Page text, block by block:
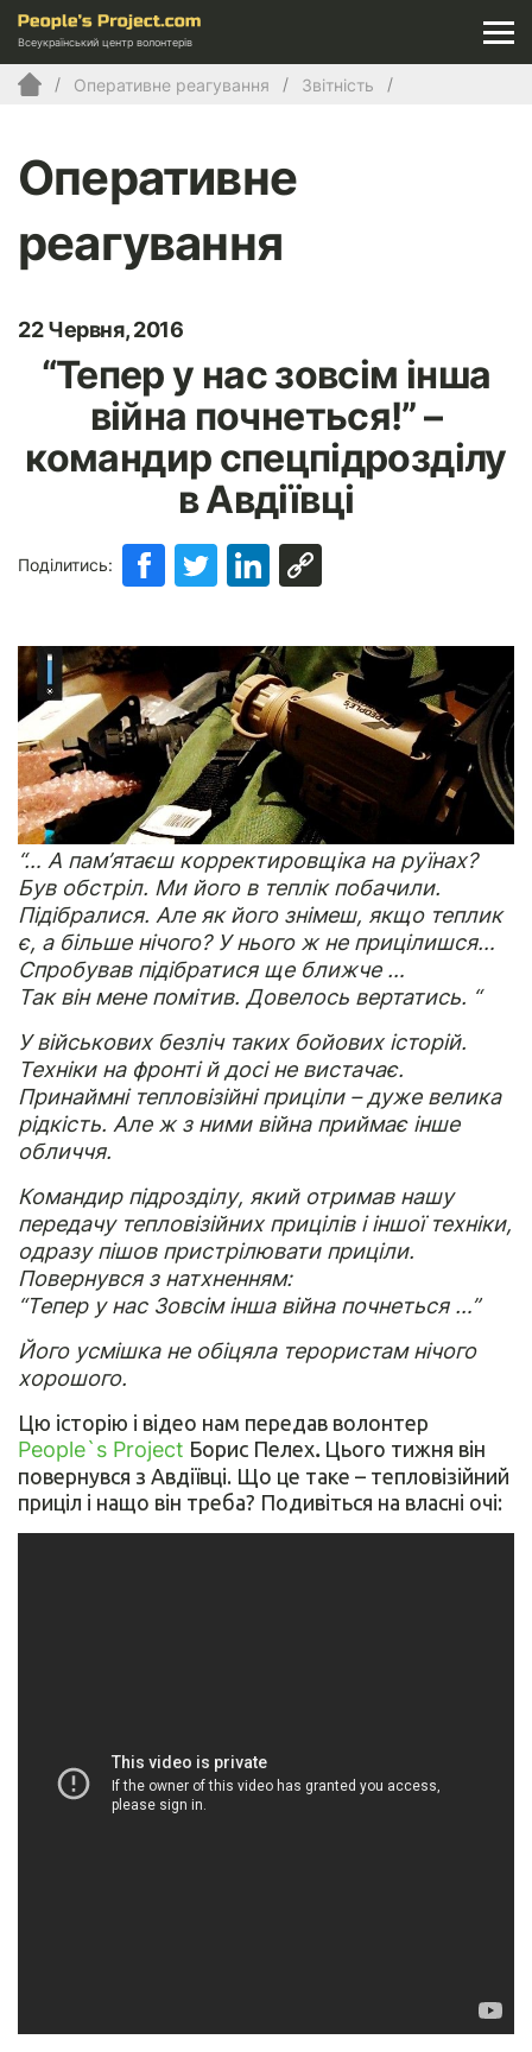
Всеукраїнський центр волонтерів
Оперативне реагування Звітність
Оперативне
реагування
22 Червня, 2016
“Тепер у нас зовсім інша
війна почнеться!” –
командир спецпідрозділу
в Авдіївці
Поділитись:
“… А пам’ятаєш корректировщіка на руїнах?
Був обстріл. Ми його в теплік побачили.
Підібралися. Але як його знімеш, якщо теплик
є, а більше нічого? У нього ж не прицілишся…
Спробував підібратися ще ближче …
Так він мене помітив. Довелось вертатись. “
У військових безліч таких бойових історій.
Техніки на фронті й досі не вистачає.
Принаймні тепловізійні приціли – дуже велика
рідкість. Але ж з ними війна приймає інше
обличчя.
Командир підрозділу, який отримав нашу
передачу тепловізійних прицілів і іншої техніки,
одразу пішов пристрілювати приціли.
Повернувся з натхненням:
“Тепер у нас Зовсім інша війна почнеться …”
Його усмішка не обіцяла терористам нічого
хорошого.
Цю історію і відео нам передав волонтер
People`s Project Борис Пелех. Цього тижня він
повернувся з Авдіївці. Що це таке – тепловізійний
приціл і нащо він треба? Подивіться на власні очі: